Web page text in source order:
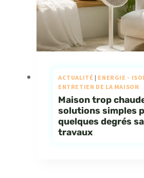
ACTUALITÉ | ENERGIE -
ENTRETIEN DE LA MAISON
Maison trop
solutions simples
quelques degrés
travaux